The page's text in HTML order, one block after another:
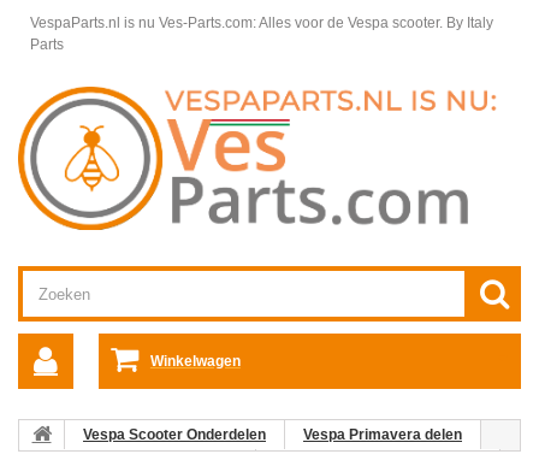
VespaParts.nl is nu Ves-Parts.com: Alles voor de Vespa scooter. By Italy
Parts
Winkelwagen
Vespa Scooter Onderdelen
Vespa Primavera delen